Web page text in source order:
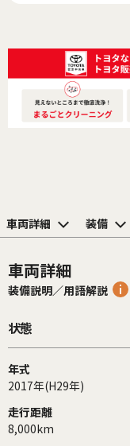
車両詳細 装備
車両詳細
装備説明／用語解説
状態
年式
2017年(H29年)
走行距離
8,000km